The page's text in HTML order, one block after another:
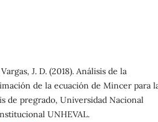
J. D. (2018). Análisis de la
de la ecuación de Mincer para
de pregrado, Universidad Nacional
UNHEVAL.